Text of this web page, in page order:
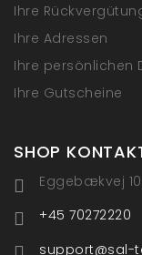
Ihre
Ihre Adressen
Ihre persönlichen
Ihre Gutscheine
SHOP
Eggebækvej
+45 70272220
support@sal-